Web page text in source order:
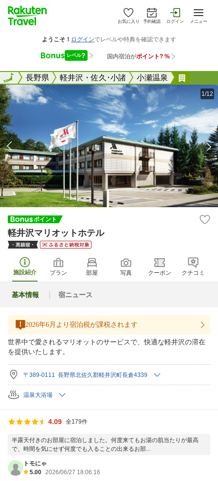
お気に入り 予約確認 ログイン メニュー
全国長野県 軽井沢・佐久･小諸 小瀬温泉
全国
1/12
軽井沢マリオットホテル
施設紹介 プラン 部屋 写真 クーポン クチコミ
基本情報 宿ニュース
2026年6月より宿泊税が課税されます
世界中で愛されるマリオットのサービスで、快適な軽井沢の滞在
を提供いたします。
〒389-0111 長野県北佐久郡軽井沢町長倉4339
温泉大浴場
4.09 全179件
半露天付きのお部屋に宿泊しました。何度来てもお湯の肌当たりが最高
で、時間を気にせず何度でも入ることの出来るお部...
トモにゃ
5.00 2026/06/27 18:06:16